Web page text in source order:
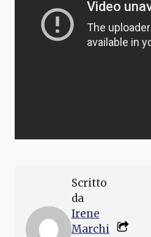
Scritto
da
Irene
Marchi